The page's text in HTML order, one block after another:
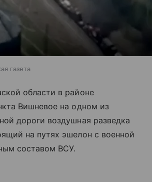
газета
области в районе
Вишневое на одном из
дороги воздушная разведка
на путях эшелон с военной
составом ВСУ.